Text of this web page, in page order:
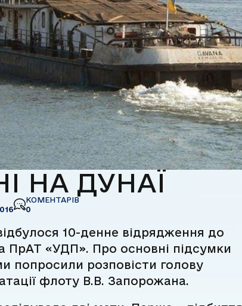
НА ДУНАЇ
КОМЕНТАРІВ
0
10-денне відрядження до
ПрАТ «УДП». Про основні підсумки
попросили розповісти голову
флоту В.В. Запорожана.